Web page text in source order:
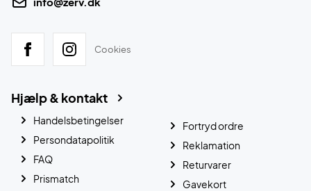
Cookies
Hjælp & kontakt
Handelsbetingelser
Persondatapolitik
FAQ
Prismatch
Fortryd ordre
Reklamation
Returvarer
Gavekort